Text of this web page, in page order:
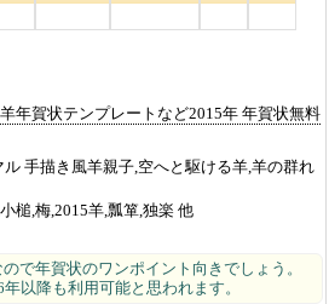
年賀状テンプレートなど2015年 年賀状無料
手描き風羊親子,空へと駆ける羊,羊の群れ
槌,梅,2015羊,瓢箪,独楽 他
で年賀状のワンポイント向きでしょう。
以降も利用可能と思われます。